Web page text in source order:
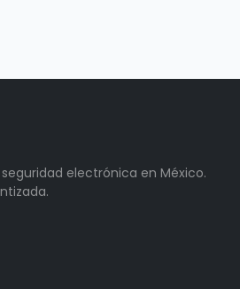
electrónica en México.